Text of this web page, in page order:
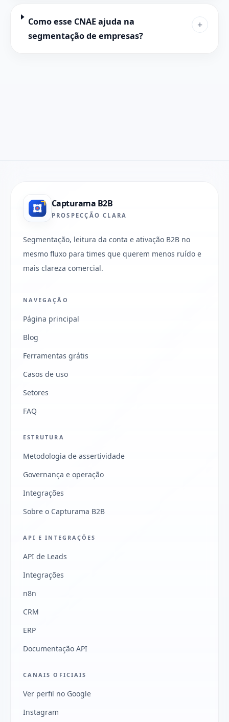
Como esse CNAE ajuda na
segmentação de empresas?
+
Capturama B2B
PROSPECÇÃO CLARA
Segmentação, leitura da conta e ativação B2B no
mesmo fluxo para times que querem menos ruído e
mais clareza comercial.
NAVEGAÇÃO
Página principal
Blog
Ferramentas grátis
Casos de uso
Setores
FAQ
ESTRUTURA
Metodologia de assertividade
Governança e operação
Integrações
Sobre o Capturama B2B
API E INTEGRAÇÕES
API de Leads
Integrações
n8n
CRM
ERP
Documentação API
CANAIS OFICIAIS
Ver perfil no Google
Instagram